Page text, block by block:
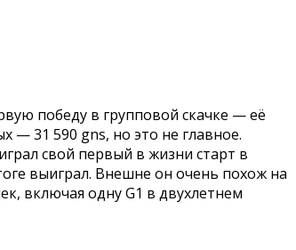
победу в групповой скачке — её
— 31 590 gns, но это не главное.
свой первый в жизни старт в
выиграл. Внешне он очень похож на
включая одну G1 в двухлетнем